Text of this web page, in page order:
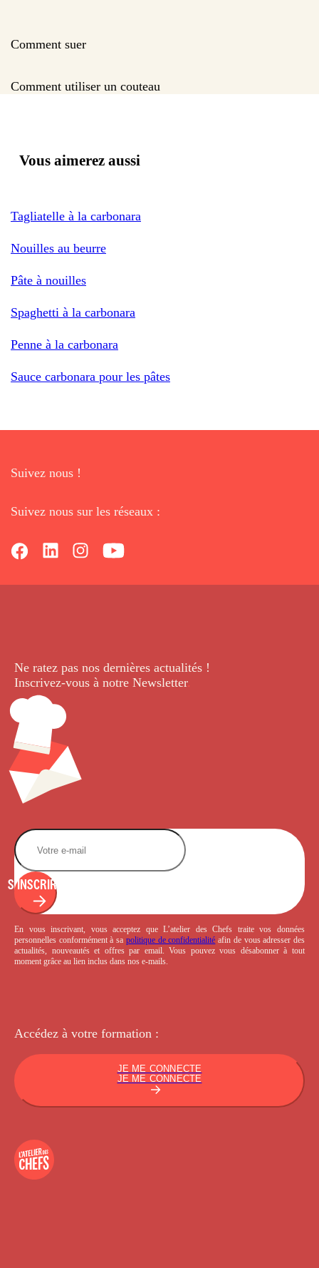
Comment suer
Comment utiliser un couteau
Vous aimerez aussi
Tagliatelle à la carbonara
Nouilles au beurre
Pâte à nouilles
Spaghetti à la carbonara
Penne à la carbonara
Sauce carbonara pour les pâtes
Suivez nous !
Suivez nous sur les réseaux :
Ne ratez pas nos dernières actualités !
Inscrivez-vous à notre Newsletter.
S'INSCRIRE
En vous inscrivant, vous acceptez que L’atelier des Chefs traite vos données
personnelles conformément à sa politique de confidentialité afin de vous adresser des
actualités, nouveautés et offres par email. Vous pouvez vous désabonner à tout
moment grâce au lien inclus dans nos e-mails.
Accédez à votre formation :
JE ME CONNECTE
JE ME CONNECTE